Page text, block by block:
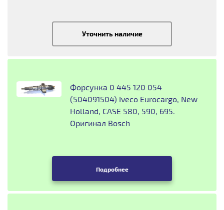
Уточнить наличие
Форсунка 0 445 120 054
(504091504) Iveco Eurocargo, New
Holland, CASE 580, 590, 695.
Оригинал Bosch
Подробнее